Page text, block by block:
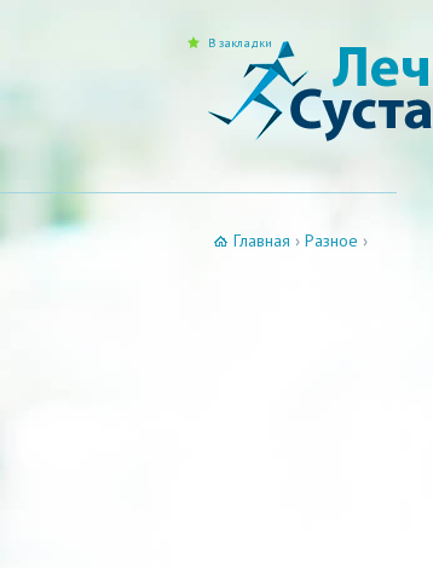
В закладки
Главная › Разное ›